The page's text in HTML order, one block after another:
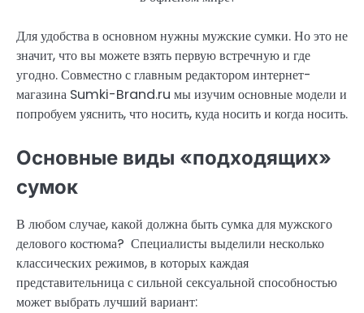
Для удобства в основном нужны мужские сумки. Но это не
значит, что вы можете взять первую встречную и где
угодно. Совместно с главным редактором интернет-
магазина Sumki-Brand.ru мы изучим основные модели и
попробуем уяснить, что носить, куда носить и когда носить.
Основные виды «подходящих»
сумок
В любом случае, какой должна быть сумка для мужского
делового костюма? Специалисты выделили несколько
классических режимов, в которых каждая
представительница с сильной сексуальной способностью
может выбрать лучший вариант: